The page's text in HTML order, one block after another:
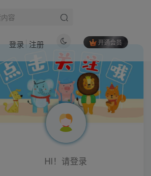
开通会员
登录 注册
热门文章
带你玩转YouTube（YPP）月入过万：从账号搭建到多元变现，解锁广告分成与精准流量密码
0违规，不封号，最新AI玩法，当天秒见收益，可矩阵，最稳定的项目，没有之一【揭秘】
小红书电商实战课，小红书店铺从零到月入过1W全攻略，新手也能轻松上手
小红书虚拟资料，不需要成本压货，单价9.9
HI！请登录